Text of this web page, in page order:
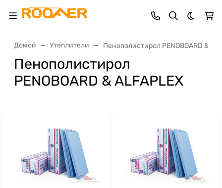
Темная
Домой Утеплители Пенополистирол PENOBOARD &
Пенополистирол
PENOBOARD & ALFAPLEX